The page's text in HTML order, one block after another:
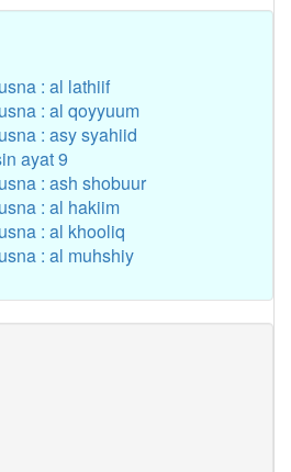
: al lathiif
: al qoyyuum
: asy syahiid
ayat 9
: ash shobuur
: al hakiim
: al khooliq
: al muhshiy